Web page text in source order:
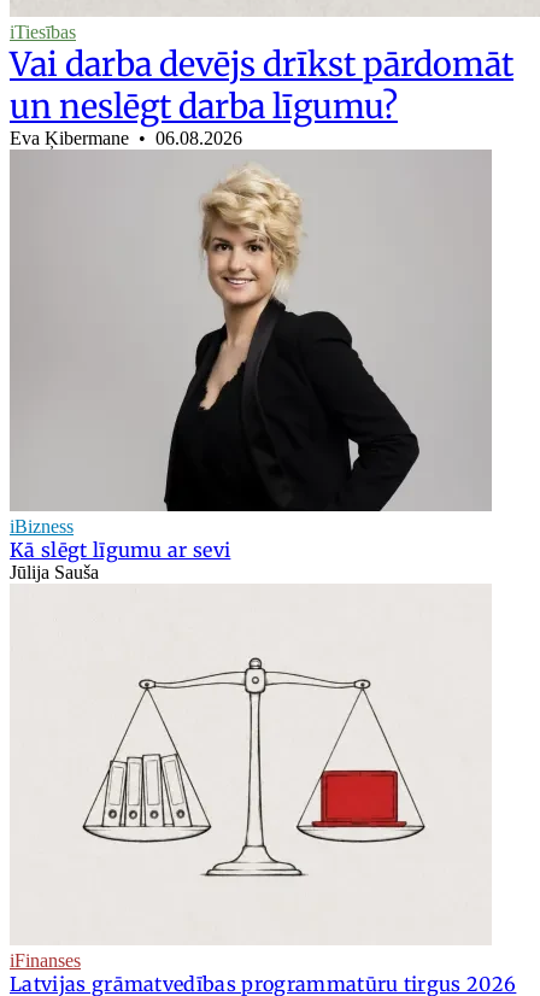
iTiesības
Vai darba devējs drīkst pārdomāt
un neslēgt darba līgumu?
Eva Ķibermane • 06.08.2026
iBizness
Kā slēgt līgumu ar sevi
Jūlija Sauša
iFinanses
Latvijas grāmatvedības programmatūru tirgus 2026